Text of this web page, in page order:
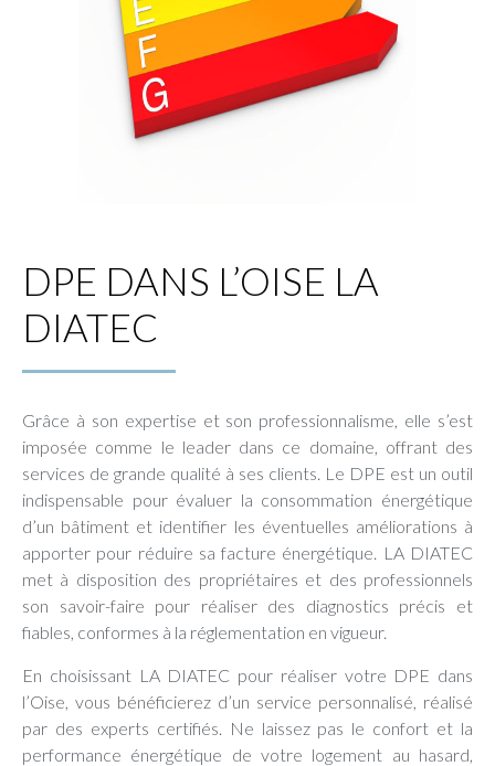
DPE DANS L’OISE LA
DIATEC
Grâce à son expertise et son professionnalisme, elle s’est
imposée comme le leader dans ce domaine, offrant des
services de grande qualité à ses clients. Le DPE est un outil
indispensable pour évaluer la consommation énergétique
d’un bâtiment et identifier les éventuelles améliorations à
apporter pour réduire sa facture énergétique. LA DIATEC
met à disposition des propriétaires et des professionnels
son savoir-faire pour réaliser des diagnostics précis et
fiables, conformes à la réglementation en vigueur.
En choisissant LA DIATEC pour réaliser votre DPE dans
l’Oise, vous bénéficierez d’un service personnalisé, réalisé
par des experts certifiés. Ne laissez pas le confort et la
performance énergétique de votre logement au hasard,